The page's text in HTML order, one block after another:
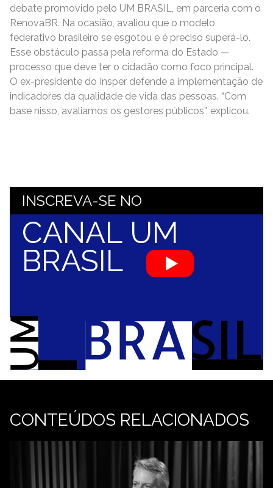
debate promovido pelo UM BRASIL, em parceria com o
RenovaBR. Na ocasião, avaliou que o modelo
federativo brasileiro se esgotou e é preciso superá-lo.
Esse obstáculo passa pela reforma do Estado —
processo que deve ter o cidadão como foco principal.
O ex-presidente do Insper defende a implementação de
indicadores da qualidade de vida das pessoas. “Com
base nisso, avaliamos os gestores públicos”, explicou.
INSCREVA-SE NO
CANAL UM
BRASIL
CONTEÚDOS RELACIONADOS